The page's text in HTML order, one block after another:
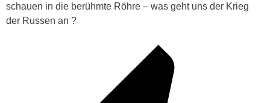
schauen in die berühmte Röhre – was geht uns der Krieg
der Russen an ?